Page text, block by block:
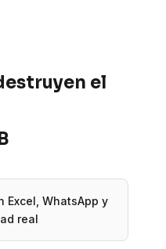
el
Excel, WhatsApp y
real